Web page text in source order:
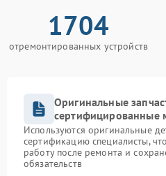
1704
отремонтированных устройств
Оригинальные
сертифицированные
Используются оригинальные
сертификацию специалисты,
работу после ремонта и
обязательств